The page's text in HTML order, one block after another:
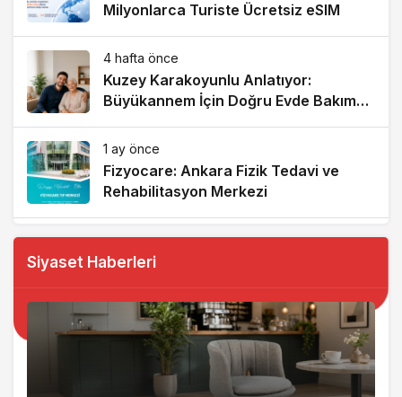
Milyonlarca Turiste Ücretsiz eSIM
4 hafta önce
Kuzey Karakoyunlu Anlatıyor:
Büyükannem İçin Doğru Evde Bakım
1 ay önce
Fizyocare: Ankara Fizik Tedavi ve
Rehabilitasyon Merkezi
2 ay önce
Türkiye’nin Yeni Sosyal Buluşma
2 ay önce
İstanbul Merkezli 15 İlde Kredi
Dolandırıcılığı Operasyonu: 27 Gözaltı
Siyaset Haberleri